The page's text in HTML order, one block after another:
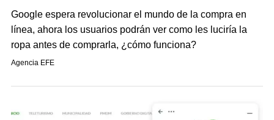
Google espera revolucionar el mundo de la compra en
línea, ahora los usuarios podrán ver como les luciría la
ropa antes de comprarla, ¿cómo funciona?
Agencia EFE